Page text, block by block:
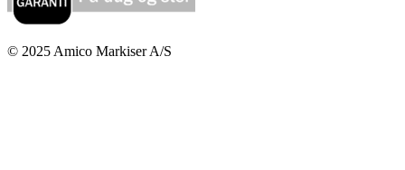
© 2025 Amico Markiser A/S